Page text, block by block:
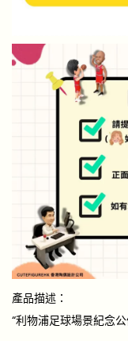
產品描述：
“利物浦足球場景紀念公